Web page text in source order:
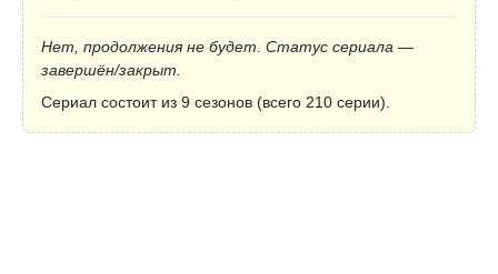
Нет, продолжения не будет. Статус сериала —
завершён/закрыт.
Сериал состоит из 9 сезонов (всего 210 серии).